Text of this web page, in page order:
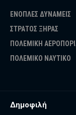
ΕΝΟΠΛΕΣ ΔΥΝΑΜΕΙΣ
ΣΤΡΑΤΟΣ ΞΗΡΑΣ
ΠΟΛΕΜΙΚΗ
ΠΟΛΕΜΙΚΟ ΝΑΥΤΙΚΟ
Δημοφιλή